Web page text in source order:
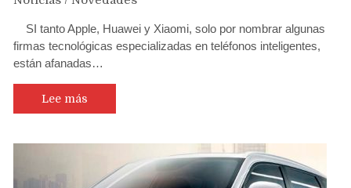
SI tanto Apple, Huawei y Xiaomi, solo por nombrar algunas
firmas tecnológicas especializadas en teléfonos inteligentes,
están afanadas…
Lee más